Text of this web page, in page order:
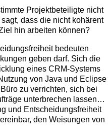
Projektbeteiligte nicht
dass die nicht kohärent
hin arbeiten können?
bedeuten
geben darf. Sich die
eines CRM-Systems
von Java und Eclipse
zu verrichten, sich bei
unterbrechen lassen…
und Entscheidungsfreiheit
den Weisungen von